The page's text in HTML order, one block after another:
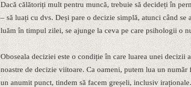
Dacă călătoriți mult pentru muncă, trebuie să decideți în
– să luați cu dvs. Deși pare o decizie simplă, atunci când se
luăm în timpul zilei, se ajunge la ceva pe care psihologii o
Oboseala deciziei este o condiție în care luarea unei decizii
noastre de decizie viitoare. Ca oameni, putem lua un
un anumit punct, tindem să facem greșeli, inclusiv